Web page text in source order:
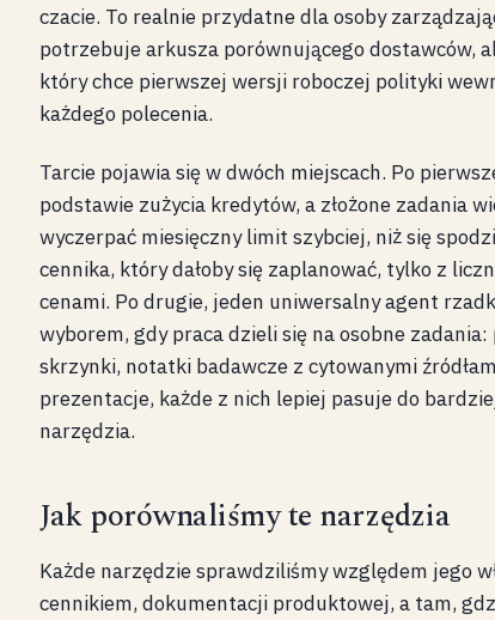
czacie. To realnie przydatne dla osoby
potrzebuje arkusza porównującego dostawców,
który chce pierwszej wersji roboczej polityki
każdego polecenia.
Tarcie pojawia się w dwóch miejscach. Po
podstawie zużycia kredytów, a złożone zadania
wyczerpać miesięczny limit szybciej, niż się
cennika, który dałoby się zaplanować, tylko z
cenami. Po drugie, jeden uniwersalny agent
wyborem, gdy praca dzieli się na osobne
skrzynki, notatki badawcze z cytowanymi
prezentacje, każde z nich lepiej pasuje do
narzędzia.
Jak porównaliśmy te narzędzia
Każde narzędzie sprawdziliśmy względem jego
cennikiem, dokumentacji produktowej, a tam,